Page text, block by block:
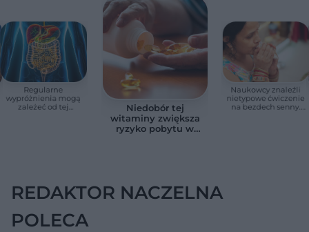
Regularne
wypróżnienia mogą
zależeć od tej
Niedobór tej
witaminy zwiększa
ryzyko pobytu w
Naukowcy znaleźli
nietypowe ćwiczenie
na bezdech senny.
REDAKTOR NACZELNA
POLECA